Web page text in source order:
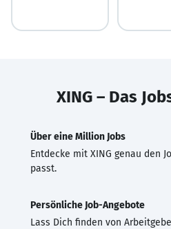
XING – Das
Über eine Million Jobs
Entdecke mit XING genau den
passt.
Persönliche Job-Angebote
Lass Dich finden von